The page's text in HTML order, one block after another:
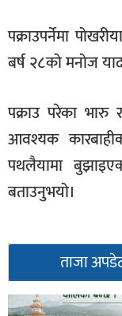
पक्राउपर्नेमा
बर्ष २८को मनोज
पक्राउ परेका
आवश्यक
पथलैयामा
बताउनुभयो।
ताजा